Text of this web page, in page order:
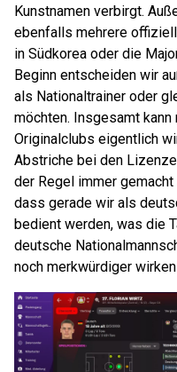
Kunstnamen verbirgt.
ebenfalls mehrere
in Südkorea oder die
Beginn entscheiden wir
als Nationaltrainer oder
möchten. Insgesamt kann
Originalclubs eigentlich
Abstriche bei den
der Regel immer
dass gerade wir als
bedient werden, was die
deutsche
noch merkwürdiger